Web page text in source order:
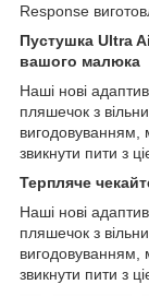
Response
Пустушка Ultra
вашого малюка
Наші нові
пляшечок з
вигодовуванням,
звикнути пити з
Терпляче
Наші нові
пляшечок з
вигодовуванням,
звикнути пити з